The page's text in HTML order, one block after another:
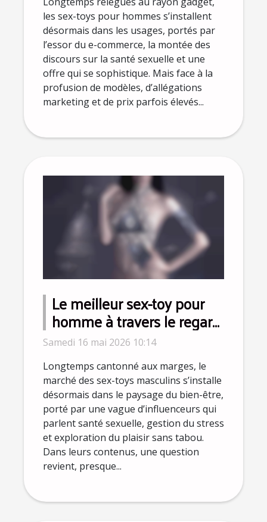
les sex-toys pour hommes s’installent
désormais dans les usages, portés par
l’essor du e-commerce, la montée des
discours sur la santé sexuelle et une
offre qui se sophistique. Mais face à la
profusion de modèles, d’allégations
marketing et de prix parfois élevés...
Le meilleur sex-toy pour
homme à travers le regard
des influenceurs bien-être
Samedi 16 mai 2026 10:14
Longtemps cantonné aux marges, le
marché des sex-toys masculins s’installe
désormais dans le paysage du bien-être,
porté par une vague d’influenceurs qui
parlent santé sexuelle, gestion du stress
et exploration du plaisir sans tabou.
Dans leurs contenus, une question
revient, presque...